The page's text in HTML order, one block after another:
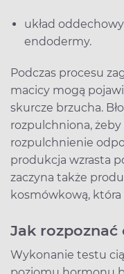
układ
endodermy.
Podczas procesu
macicy mogą
skurcze brzucha.
rozpulchniona,
rozpulchnienie
produkcja wzrasta
zaczyna także
kosmówkową, która
Jak rozpoznać
Wykonanie testu